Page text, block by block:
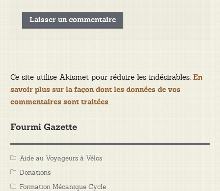
Ce site utilise Akismet pour réduire les indésirables. En
savoir plus sur la façon dont les données de vos
commentaires sont traitées.
Fourmi Gazette
Aide au Voyageurs à Vélos
Donations
Formation Mécanique Cycle